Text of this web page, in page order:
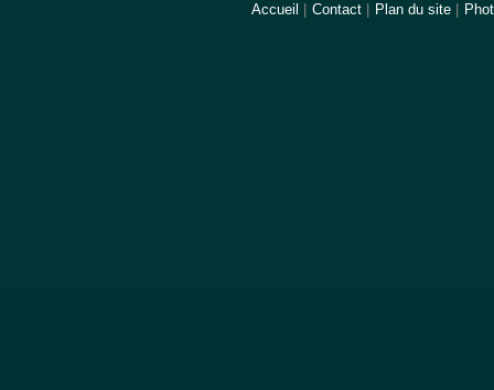
Accueil Contact Plan du site